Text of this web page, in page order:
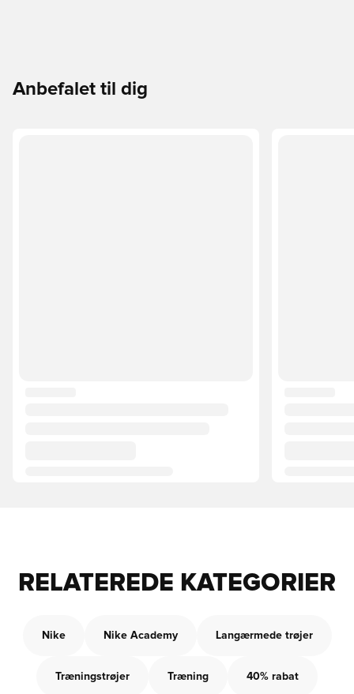
Anbefalet til dig
RELATEREDE KATEGORIER
Nike Nike Academy Langærmede trøjer
Træningstrøjer Træning 40% rabat